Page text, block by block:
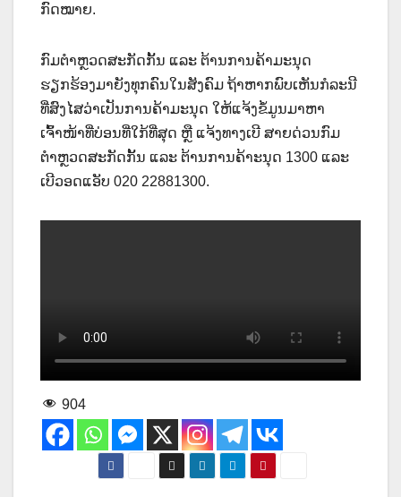
ກົດໝາຍ.
ກົມຕຳຫຼວດສະກັດກັ້ນ ແລະ ຕ້ານການຄ້າມະນຸດ
ຮຽກຮ້ອງມາຍັງທຸກຄົນໃນສັງຄົມ ຖ້າຫາກພົບເຫັນກໍລະນີ
ທີ່ສົງໄສວ່າເປັນການຄ້າມະນຸດ ໃຫ້ແຈ້ງຂໍ້ມູນມາຫາ
ເຈົ້າໜ້າທີ່ບ່ອນທີ່ໃກ້ທີ່ສຸດ ຫຼື ແຈ້ງທາງເບີ ສາຍດ່ວນກົມ
ຕຳຫຼວດສະກັດກັ້ນ ແລະ ຕ້ານການຄ້າະນຸດ 1300 ແລະ
ເບີວອດແອັບ 020 22881300.
904